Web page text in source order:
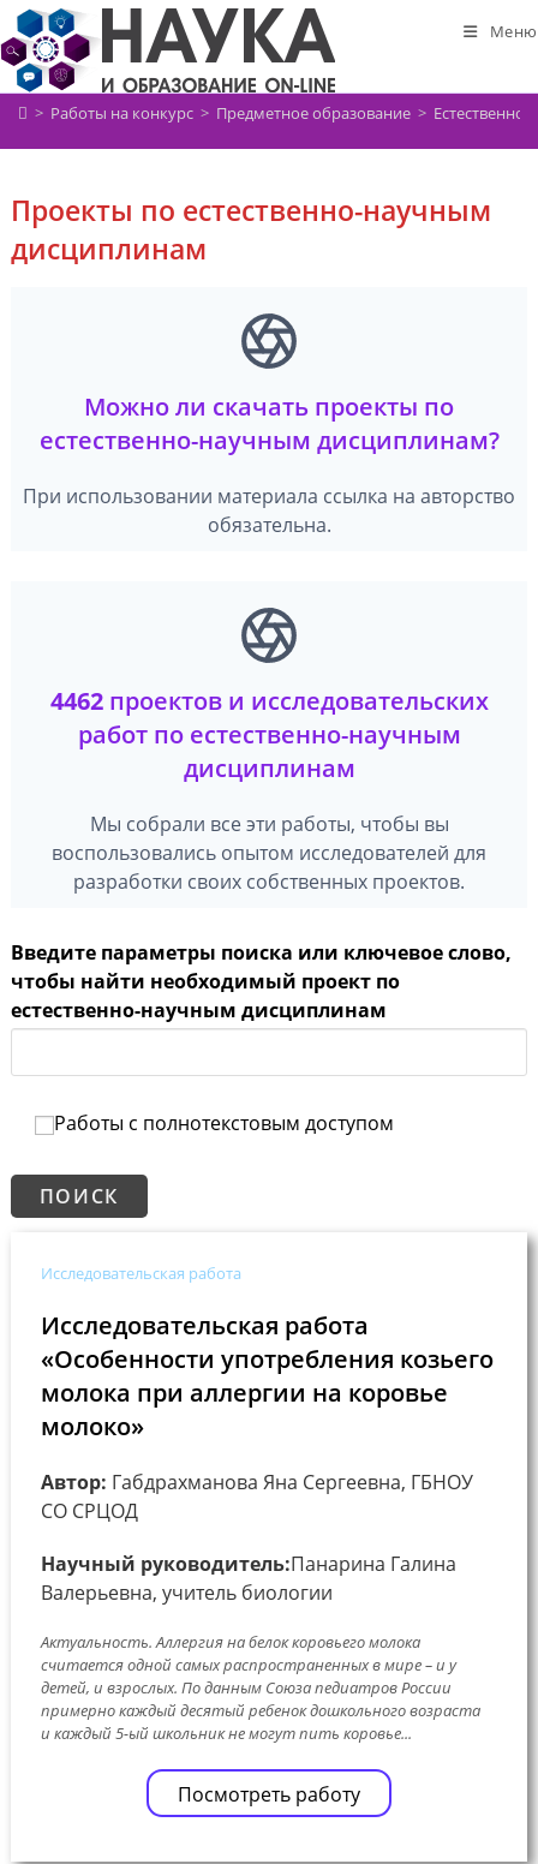
Перейти
к
содержимому
Меню
> Работы на конкурс > Предметное образование >
Проекты по естественно-научным
дисциплинам
Можно ли скачать проекты по
естественно-научным дисциплинам?
При использовании материала ссылка на авторство
обязательна.
4462проектов и исследовательских
работ по естественно-научным
дисциплинам
Мы собрали все эти работы, чтобы вы
воспользовались опытом исследователей для
разработки своих собственных проектов.
Введите параметры поиска или ключевое слово,
чтобы найти необходимый проект по
естественно-научным дисциплинам
Работы с полнотекстовым доступом
Исследовательская работа
Исследовательская работа
«Особенности употребления козьего
молока при аллергии на коровье
молоко»
Автор: Габдрахманова Яна Сергеевна, ГБНОУ
СО СРЦОД
Научный руководитель:Панарина Галина
Валерьевна, учитель биологии
Актуальность. Аллергия на белок коровьего молока
считается одной самых распространенных в мире – и у
детей, и взрослых. По данным Союза педиатров России
примерно каждый десятый ребенок дошкольного возраста
и каждый 5-ый школьник не могут пить коровье...
Посмотреть работу